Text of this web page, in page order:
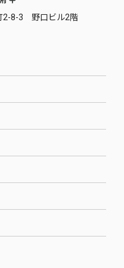
2-8-3 野口ビル2階